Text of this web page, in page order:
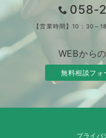
058-
【営業時間】10：30～
WEBから
無料相談フォ
プライバ